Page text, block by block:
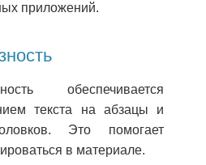
приложений.
обеспечивается
текста на абзацы и
Это помогает
в материале.